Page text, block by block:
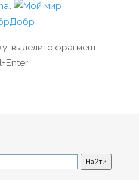
выделите фрагмент